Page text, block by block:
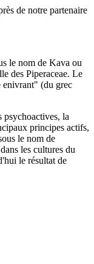
de notre partenaire
le nom de Kava ou
des Piperaceae. Le
enivrant" (du grec
psychoactives, la
principes actifs,
le nom de
les cultures du
le résultat de